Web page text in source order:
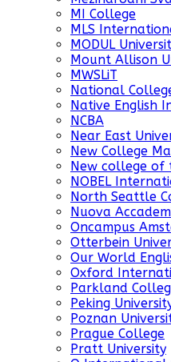
MI College
MLS
MODUL
Mount Allison
MWSLiT
National
Native English
NCBA
Near East
New College
New college of
NOBEL
North Seattle
Nuova
Oncampus
Otterbein
Our World
Oxford
Parkland
Peking
Poznan
Prague College
Pratt University